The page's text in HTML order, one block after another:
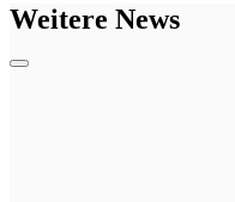
Weitere News